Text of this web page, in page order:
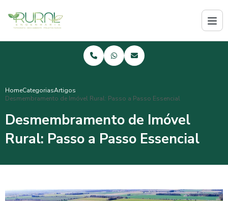
HomeCategoriasArtigos
Desmembramento de Imóvel Rural: Passo a Passo Essencial
Desmembramento de Imóvel
Rural: Passo a Passo Essencial